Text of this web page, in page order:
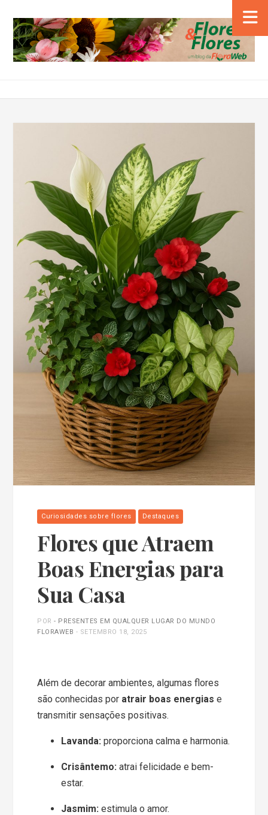
Curiosidades sobre flores Destaques
Flores que Atraem
Boas Energias para
Sua Casa
POR- PRESENTES EM QUALQUER LUGAR DO MUNDO
FLORAWEB - SETEMBRO 18, 2025
Além de decorar ambientes, algumas flores
são conhecidas por atrair boas energias e
transmitir sensações positivas.
Lavanda: proporciona calma e harmonia.
Crisântemo: atrai felicidade e bem-
estar.
Jasmim: estimula o amor.